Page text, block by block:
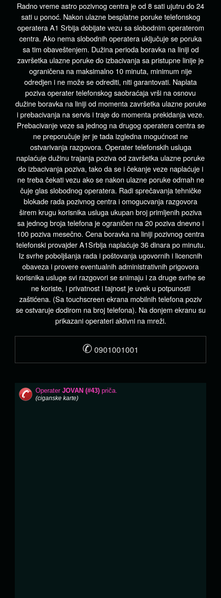
Radno vreme astro pozivnog centra je od 8 sati ujutru do 24
sati u ponoć. Nakon ulazne besplatne poruke telefonskog
operatera A1 Srbija dobijate vezu sa slobodnim operaterom
centra. Ako nema slobodnih operatera uključuje se poruka
sa tim obaveštenjem. Dužina perioda boravka na liniji od
završetka ulazne poruke do izbacivanja sa pristupne linije je
ograničena na maksimalno 10 minuta, minimum nije
odredjen i ne može se odrediti, niti garantovati. Naplata
poziva operater telefonskog saobraćaja vrši na osnovu
dužine boravka na liniji od momenta završetka ulazne poruke
i prebacivanja na servis i traje do momenta prekidanja veze.
Prebacivanje veze sa jednog na drugog operatera centra se
ne preporučuje jer je tada izgledna mogućnost ne
ostvarivanja razgovora. Operater telefonskih usluga
naplaćuje dužinu trajanja poziva od završetka ulazne poruke
do izbacivanja poziva, tako da se i čekanje veze naplaćuje i
ne treba čekati vezu ako se nakon ulazne poruke odmah ne
čuje glas slobodnog operatera. Radi sprečavanja tehničke
blokade rada pozivnog centra i omogucvanja razgovora
širem krugu korisnika usluga ukupan broj primljenih poziva
sa jednog broja telefona je ograničen na 20 poziva dnevno i
100 poziva mesečno. Cena boravka na liniji pozivnog centra
telefonski provajder A1Srbija naplaćuje 36 dinara po minutu.
Iz svrhe poboljšanja rada i poštovanja ugovornih i licencnih
obaveza i provere eventualnih administrativnih prigovora
korisnika usluge svi razgovori se snimaju i za druge svrhe se
ne koriste, i privatnost i tajnost je uvek u potpunosti
zaštićena. (Sa touchscreen ekrana mobilnih telefona poziv
se ostvaruje dodirom na broj telefona). Na donjem ekranu su
prikazani operateri aktivni na mreži.
✆ 0901001001